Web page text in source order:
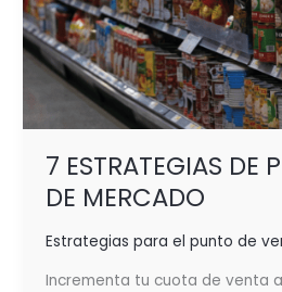
7 ESTRATEGIAS DE
DE MERCADO
Estrategias para el punto de
Incrementa tu cuota de venta